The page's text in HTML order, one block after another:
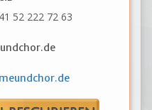
52 222 72 63